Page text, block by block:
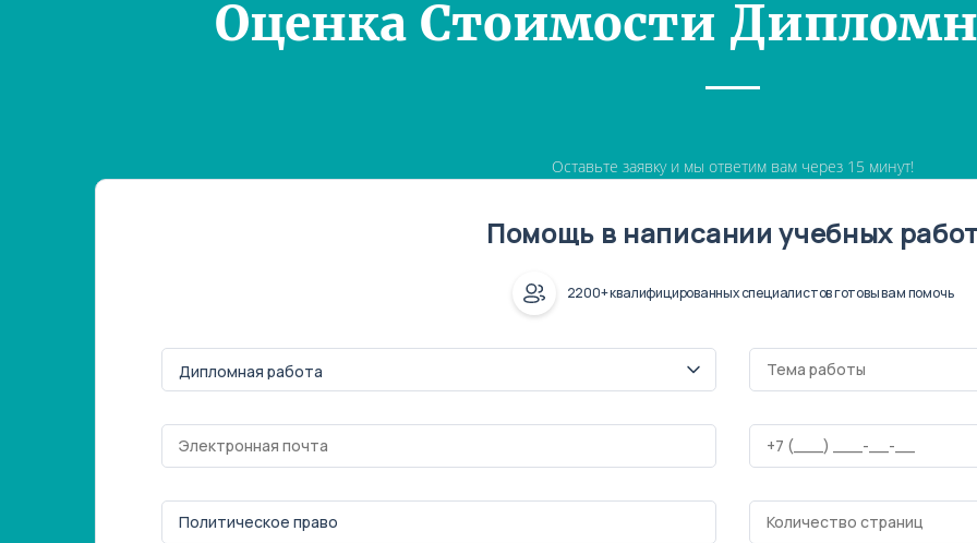
Оценка Стоимости
Оставьте заявку и мы ответим вам через 15 минут!
Помощь в написании учебных
2200+ квалифицированных специалистов готовы вам помочь